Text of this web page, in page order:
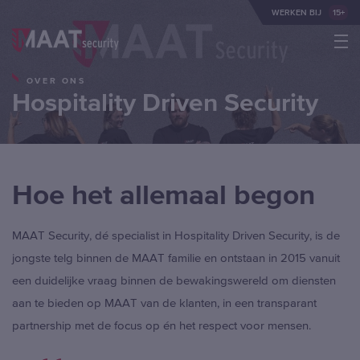
WERKEN BIJ 15+
MAAT Events
City Patrol
Leisure
Public
Events
OVER ONS
Hospitality Driven Security
Hoe het allemaal begon
MAAT Security, dé specialist in Hospitality Driven Security, is de
jongste telg binnen de MAAT familie en ontstaan in 2015 vanuit
een duidelijke vraag binnen de bewakingswereld om diensten
aan te bieden op MAAT van de klanten, in een transparant
partnership met de focus op én het respect voor mensen.